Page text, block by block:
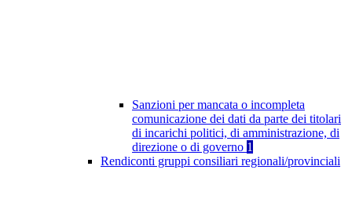
Sanzioni per mancata o incompleta
comunicazione dei dati da parte dei titolari
di incarichi politici, di amministrazione, di
direzione o di governo 1
Rendiconti gruppi consiliari regionali/provinciali